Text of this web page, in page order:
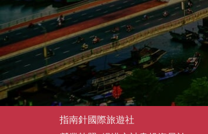
指南針國際旅遊社